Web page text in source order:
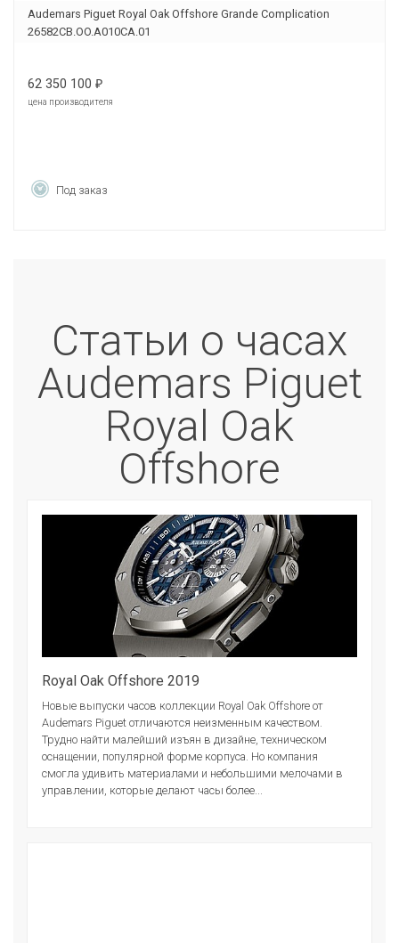
Audemars Piguet Royal Oak Offshore Grande Complication
26582CB.OO.A010CA.01
62 350 100 ₽
цена производителя
Под заказ
Статьи о часах
Audemars Piguet
Royal Oak
Offshore
Royal Oak Offshore 2019
Новые выпуски часов коллекции Royal Oak Offshore от
Audemars Piguet отличаются неизменным качеством.
Трудно найти малейший изъян в дизайне, техническом
оснащении, популярной форме корпуса. Но компания
смогла удивить материалами и небольшими мелочами в
управлении, которые делают часы более...